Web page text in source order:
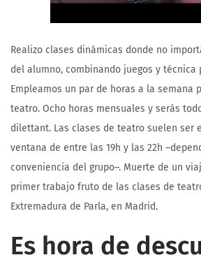
Realizo clases dinámicas donde no
del alumno, combinando juegos y técnica
Empleamos un par de horas a la semana
teatro. Ocho horas mensuales y serás
dilettant. Las clases de teatro suelen ser
ventana de entre las 19h y las 22h
conveniencia del grupo–. Muerte de un
primer trabajo fruto de las clases de
Extremadura de Parla, en Madrid.
Es hora de